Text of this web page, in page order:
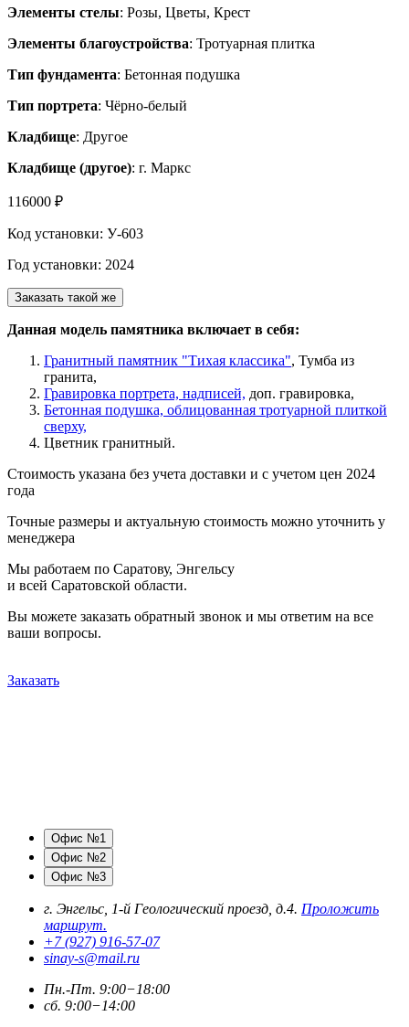
Элементы стелы: Розы, Цветы, Крест
Элементы благоустройства: Тротуарная плитка
Тип фундамента: Бетонная подушка
Тип портрета: Чёрно-белый
Кладбище: Другое
Кладбище (другое): г. Маркс
116000 ₽
Код установки: У-603
Год установки: 2024
Заказать такой же
Данная модель памятника включает в себя:
Гранитный памятник "Тихая классика", Тумба из
гранита,
Гравировка портрета, надписей, доп. гравировка,
Бетонная подушка, облицованная тротуарной плиткой
сверху,
Цветник гранитный.
Стоимость указана без учета доставки и с учетом цен 2024
года
Точные размеры и актуальную стоимость можно уточнить у
менеджера
Мы работаем по Саратову, Энгельсу
и всей Саратовской области.
Вы можете заказать обратный звонок и мы ответим на все
ваши вопросы.
Заказать
Офис №1
Офис №2
Офис №3
г. Энгельс, 1-й Геологический проезд, д.4. Проложить
маршрут.
+7 (927) 916-57-07
sinay-s@mail.ru
Пн.-Пт. 9:00−18:00
сб. 9:00−14:00